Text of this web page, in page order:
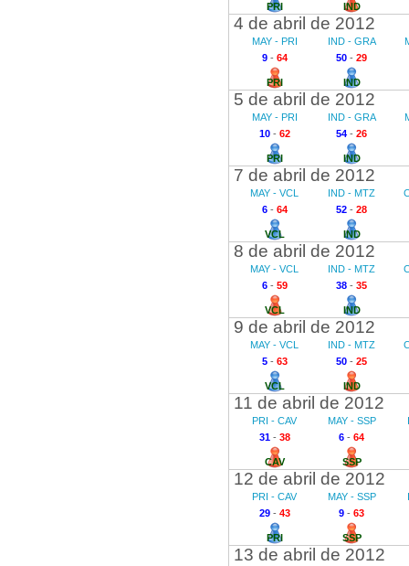
PRI IND
4 de abril de 2012
MAY - PRI
9- 64
PRI
IND - GRA
50 - 29
IND
5 de abril de 2012
MAY - PRI
10- 62
PRI
IND - GRA
54 - 26
IND
7 de abril de 2012
MAY - VCL
6- 64
VCL
IND - MTZ
52 - 28
IND
8 de abril de 2012
MAY - VCL
6- 59
VCL
IND - MTZ
38 - 35
IND
9 de abril de 2012
MAY - VCL
5- 63
VCL
IND - MTZ
50 - 25
IND
11 de abril de 2012
PRI - CAV
31- 38
CAV
MAY - SSP
6 - 64
SSP
12 de abril de 2012
PRI - CAV
29- 43
PRI
MAY - SSP
9 - 63
SSP
13 de abril de 2012